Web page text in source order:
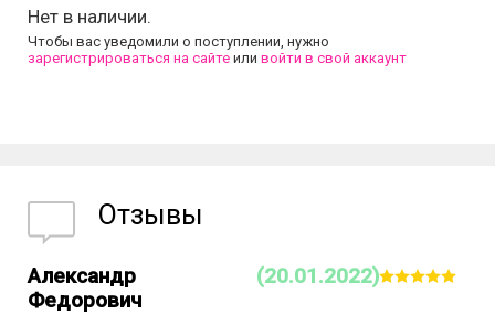
Нет в наличии.
Чтобы вас уведомили о поступлении, нужно
зарегистрироваться на сайте или войти в свой аккаунт
Отзывы
Александр
Федорович
(20.01.2022)